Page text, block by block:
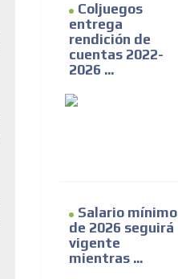
Coljuegos
entrega
rendición de
cuentas 2022-
2026 ...
Salario mínimo
de 2026 seguirá
vigente
mientras ...